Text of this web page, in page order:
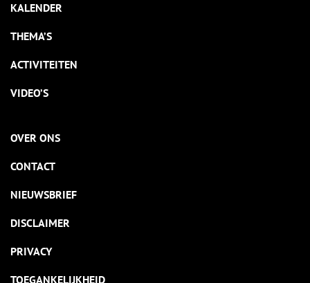
KALENDER
THEMA’S
ACTIVITEITEN
VIDEO’S
OVER ONS
CONTACT
NIEUWSBRIEF
DISCLAIMER
PRIVACY
TOEGANKELIJKHEID